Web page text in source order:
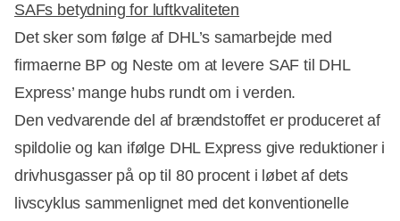
SAFs betydning for luftkvaliteten
Det sker som følge af DHL’s samarbejde med
firmaerne BP og Neste om at levere SAF til DHL
Express’ mange hubs rundt om i verden.
Den vedvarende del af brændstoffet er produceret af
spildolie og kan ifølge DHL Express give reduktioner i
drivhusgasser på op til 80 procent i løbet af dets
livscyklus sammenlignet med det konventionelle